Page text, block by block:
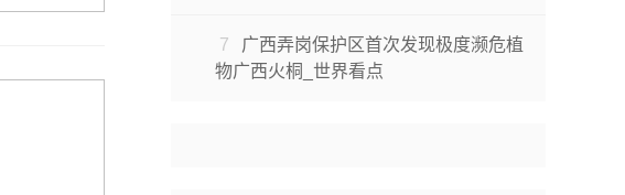
7
广西弄岗保护区首次发现极度濒危植
物广西火桐_世界看点